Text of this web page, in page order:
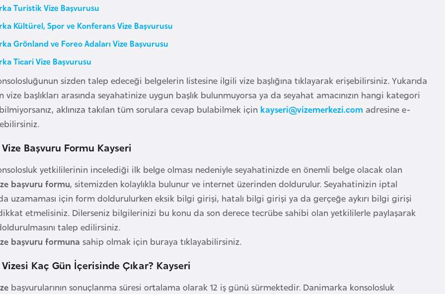
Turistik Vize Başvurusu
Kültürel, Spor ve Konferans Vize Başvurusu
Grönland ve Foreo Adaları Vize Başvurusu
Ticari Vize Başvurusu
sizden talep edeceği belgelerin listesine ilgili vize başlığına tıklayarak erişebilirsiniz. Yukarıda
başlıkları arasında seyahatinize uygun başlık bulunmuyorsa ya da seyahat amacınızın hangi kategori
aklınıza takılan tüm sorulara cevap bulabilmek için kayseri@vizemerkezi.com adresine e-
Başvuru Formu Kayseri
yetkililerinin incelediği ilk belge olması nedeniyle seyahatinizde en önemli belge olacak olan
başvuru formu, sitemizden kolaylıkla bulunur ve internet üzerinden doldurulur. Seyahatinizin iptal
uzamaması için form doldurulurken eksik bilgi girişi, hatalı bilgi girişi ya da gerçeğe aykırı bilgi girişi
etmelisiniz. Dilerseniz bilgilerinizi bu konu da son derece tecrübe sahibi olan yetkililerle paylaşarak
talep edilirsiniz.
başvuru formuna sahip olmak için buraya tıklayabilirsiniz.
Kaç Gün İçerisinde Çıkar? Kayseri
başvurularının sonuçlanma süresi ortalama olarak 12 iş günü sürmektedir. Danimarka konsolosluk